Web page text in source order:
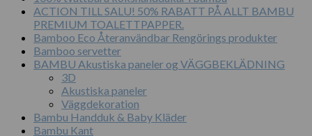
100
mm
mängd
ACTION TILL SALU! 50% RABATT PÅ ALLT BAMBU
PREMIUM TOALETTPAPPER.
Bamboo Eco Återanvändbar Rengörings produkter
Bamboo servetter
BAMBU Akustiska paneler og VÄGGBEKLÄDNING
3D
Akustiska paneler
Väggdekoration
Bambu Handduk & Baby Kläder
Bambu Kant